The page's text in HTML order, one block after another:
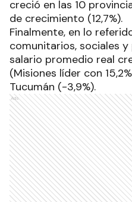
creció en las 10
de crecimiento (12,7%).
Finalmente, en lo
comunitarios, sociales y
salario promedio real
(Misiones líder con
Tucumán (-3,9%).
Ads